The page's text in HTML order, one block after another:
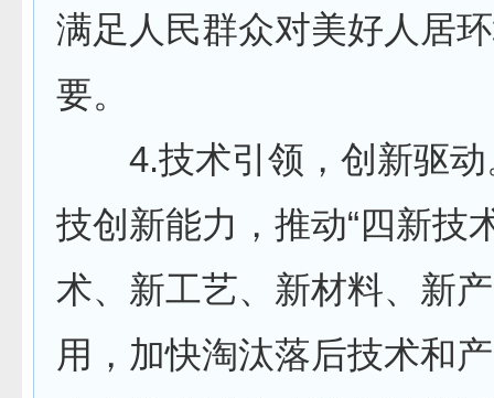
满足人民群众对美好人居
要。
4.技术引领，创新驱动
技创新能力，推动“四新技
术、新工艺、新材料、新
用，加快淘汰落后技术和